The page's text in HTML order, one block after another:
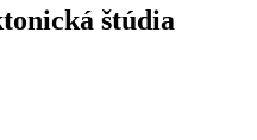
štúdia